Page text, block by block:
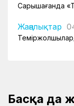
Сарышағанда
Жаңалықтар
Басқа да